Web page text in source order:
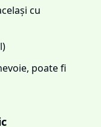
cu
poate fi